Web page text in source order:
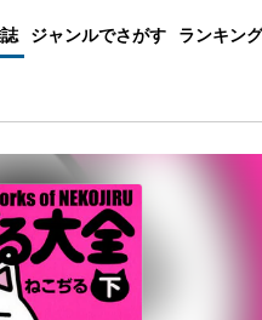
ジャンルでさがす ランキング